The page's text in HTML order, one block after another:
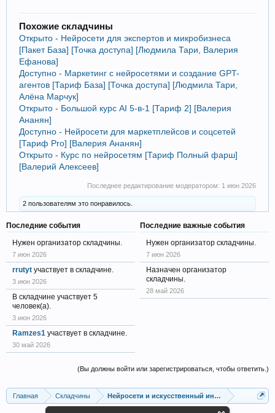
Похожие складчины
Открыто - Нейросети для экспертов и микробизнеса
[Пакет База] [Точка доступа] [Людмила Тари, Валерия
Ефанова]
Доступно - Маркетинг с нейросетями и создание GPT-
агентов [Тариф База] [Точка доступа] [Людмила Тари,
Алёна Марчук]
Открыто - Большой курс AI 5-в-1 [Тариф 2] [Валерия
Ананян]
Доступно - Нейросети для маркетплейсов и соцсетей
[Тариф Pro] [Валерия Ананян]
Открыто - Курс по нейросетям [Тариф Полный фарш]
[Валерий Алексеев]
Последнее редактирование модератором: 1 июн 2026
2 пользователям это понравилось.
Последние события
Нужен организатор складчины.
7 июн 2026
rrutyt участвует в складчине.
3 июн 2026
В складчине участвует 5
человек(а).
3 июн 2026
Ramzes1 участвует в складчине.
30 май 2026
Последние важные события
Нужен организатор складчины.
7 июн 2026
Назначен организатор
складчины.
28 май 2026
(Вы должны войти или зарегистрироваться, чтобы ответить.)
Главная Складчины Нейросети и искусственный интеллект